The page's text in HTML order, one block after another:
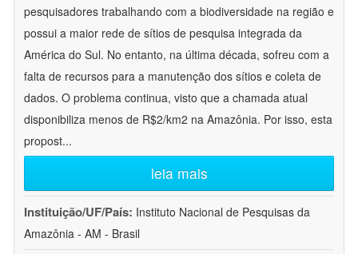
pesquisadores trabalhando com a biodiversidade na região e
possui a maior rede de sítios de pesquisa integrada da
América do Sul. No entanto, na última década, sofreu com a
falta de recursos para a manutenção dos sítios e coleta de
dados. O problema continua, visto que a chamada atual
disponibiliza menos de R$2/km2 na Amazônia. Por isso, esta
propost...
leia mais
Instituição/UF/País: Instituto Nacional de Pesquisas da
Amazônia - AM - Brasil